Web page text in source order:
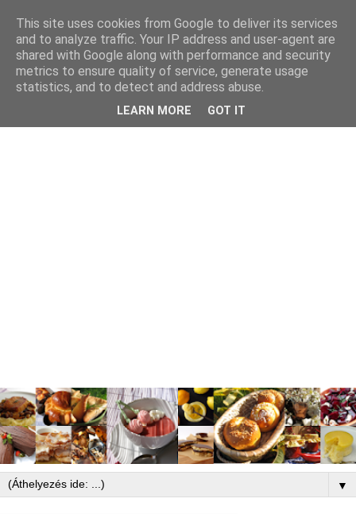
▼
This site uses cookies from Google to deliver its services
and to analyze traffic. Your IP address and user-agent are
shared with Google along with performance and security
metrics to ensure quality of service, generate usage
statistics, and to detect and address abuse.
LEARN MORE GOT IT